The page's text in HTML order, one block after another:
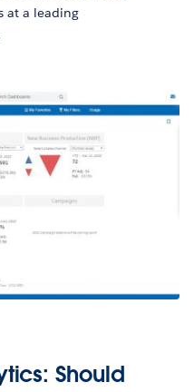
at a leading
Should